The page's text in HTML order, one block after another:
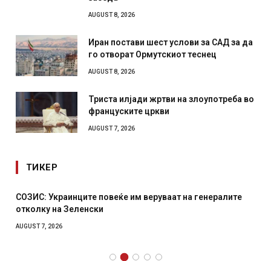
AUGUST 8, 2026
Иран постави шест услови за САД за да
го отворат Ормутскиот теснец
AUGUST 8, 2026
Триста илјади жртви на злоупотреба во
француските цркви
AUGUST 7, 2026
ТИКЕР
СОЗИС: Украинците повеќе им веруваат на генералите
отколку на Зеленски
AUGUST 7, 2026